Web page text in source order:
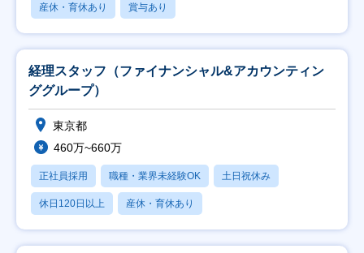
産休・育休あり 賞与あり
経理スタッフ（ファイナンシャル&アカウンティン
ググループ）
東京都
460万~660万
正社員採用 職種・業界未経験OK 土日祝休み
休日120日以上 産休・育休あり